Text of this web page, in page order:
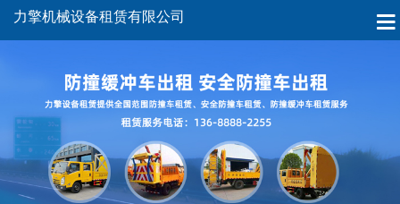
力擎机械设备租赁有限公司